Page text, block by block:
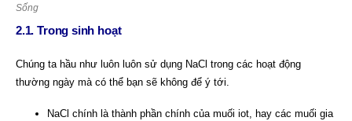
Sống
2.1. Trong sinh hoạt
Chúng ta hầu như luôn luôn sử dụng NaCl trong các hoạt động
thường ngày mà có thể bạn sẽ không để ý tới.
NaCl chính là thành phần chính của muối iot, hay các muối gia